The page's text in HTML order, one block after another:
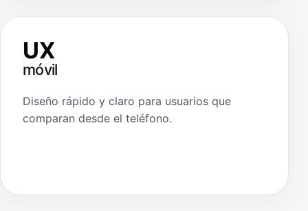
UX
móvil
Diseño rápido y claro para usuarios que
comparan desde el teléfono.